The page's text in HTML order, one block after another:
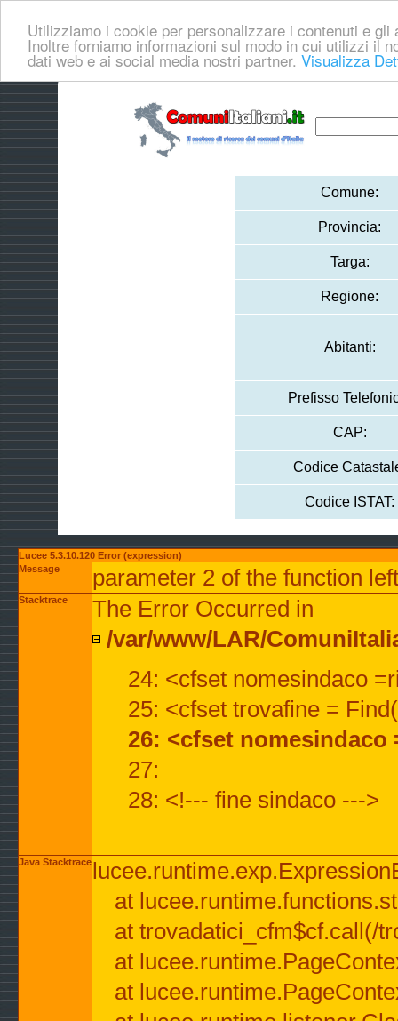
Utilizziamo i cookie per personalizzare i contenuti e
Inoltre forniamo informazioni sul modo in cui utilizzi il
dati web e ai social media nostri partner. Visualizza
Comune:
Provincia:
Targa:
Regione:
Abitanti:
Prefisso
CAP:
Codice
Codice ISTAT:
Lucee 5.3.10.120 Error (expression)
Message
parameter 2 of the function
Stacktrace
The Error Occurred in
/var/www/LAR/
24: <cfset nomesindaco
25: <cfset trovafine =
26: <cfset
27:
28: <!--- fine sindaco --->
Java Stacktrace
at
at trovadatici_cfm$cf.call(/
at
at